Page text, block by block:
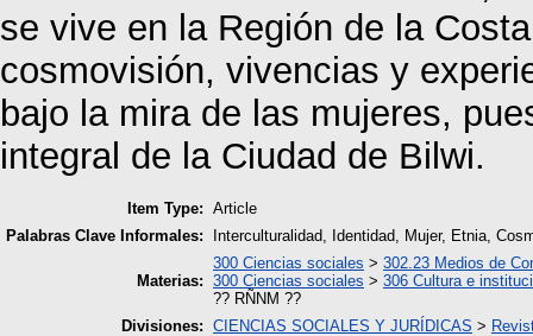
se vive en la Región de la
cosmovisión, vivencias y
bajo la mira de las mujeres,
integral de la Ciudad de Bilwi.
Item Type: Article
Palabras Clave Informales:
Interculturalidad, Identidad, Mujer, Etnia,
Materias:
300 Ciencias sociales > 302.23 Medios de
300 Ciencias sociales > 306 Cultura e
?? RÑNM ??
Divisiones: CIENCIAS SOCIALES Y JURÍDICAS >